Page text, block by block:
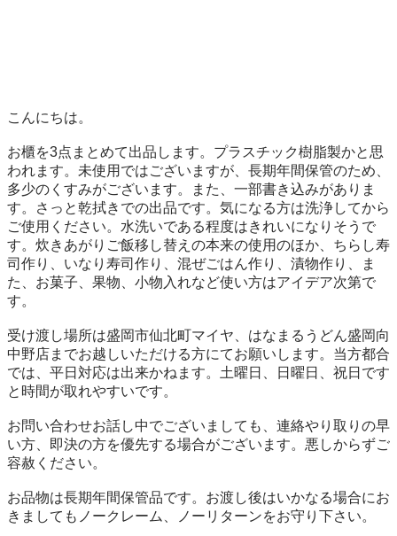
こんにちは。
お櫃を3点まとめて出品します。プラスチック樹脂製かと思
われます。未使用ではございますが、長期年間保管のため、
多少のくすみがございます。また、一部書き込みがありま
す。さっと乾拭きでの出品です。気になる方は洗浄してから
ご使用ください。水洗いである程度はきれいになりそうで
す。炊きあがりご飯移し替えの本来の使用のほか、ちらし寿
司作り、いなり寿司作り、混ぜごはん作り、漬物作り、ま
た、お菓子、果物、小物入れなど使い方はアイデア次第で
す。
受け渡し場所は盛岡市仙北町マイヤ、はなまるうどん盛岡向
中野店までお越しいただける方にてお願いします。当方都合
では、平日対応は出来かねます。土曜日、日曜日、祝日です
と時間が取れやすいです。
お問い合わせお話し中でございましても、連絡やり取りの早
い方、即決の方を優先する場合がございます。悪しからずご
容赦ください。
お品物は長期年間保管品です。お渡し後はいかなる場合にお
きましてもノークレーム、ノーリターンをお守り下さい。